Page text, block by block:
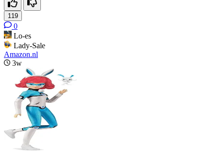
119
0
Lo-es
Lady-Sale
Amazon.nl
3w